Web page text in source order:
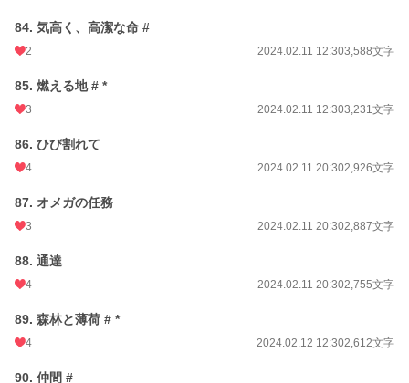
84. 気高く、高潔な命 #
2 2024.02.11 12:303,588文字
85. 燃える地 # *
3 2024.02.11 12:303,231文字
86. ひび割れて
4 2024.02.11 20:302,926文字
87. オメガの任務
3 2024.02.11 20:302,887文字
88. 通達
4 2024.02.11 20:302,755文字
89. 森林と薄荷 # *
4 2024.02.12 12:302,612文字
90. 仲間 #